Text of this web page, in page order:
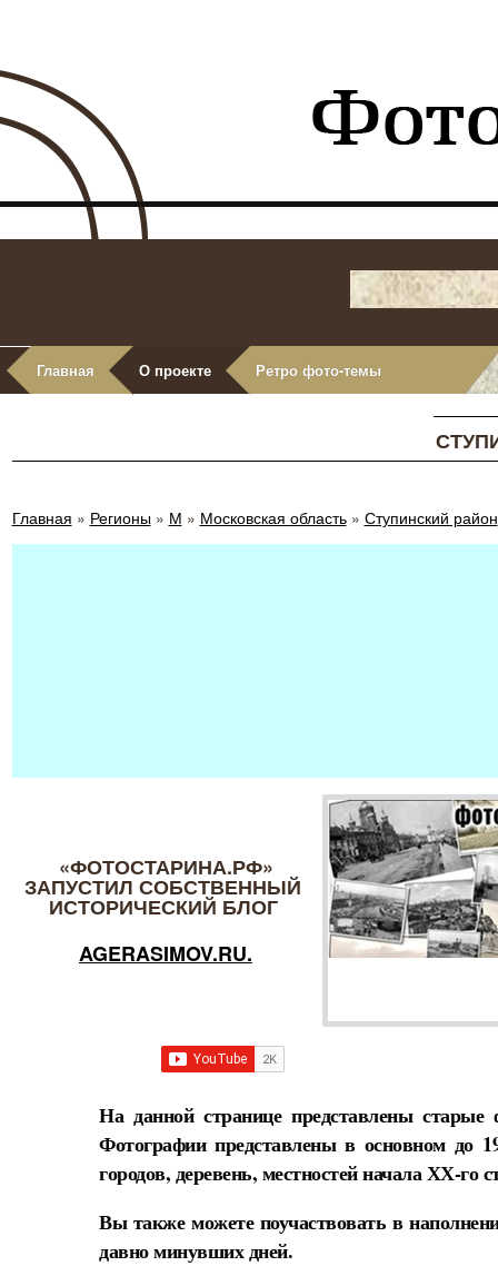
Главная О проекте Ретро фото-темы
Главная » Регионы» М » Московская область» Ступинский район
«ФОТОСТАРИНА.РФ»
ЗАПУСТИЛ СОБСТВЕННЫЙ
ИСТОРИЧЕСКИЙ БЛОГ
AGERASIMOV.RU.
На данной странице представлены старые
Фотографии представлены в основном до
городов, деревень, местностей начала ХХ-го
Вы также можете поучаствовать в
давно минувших дней.